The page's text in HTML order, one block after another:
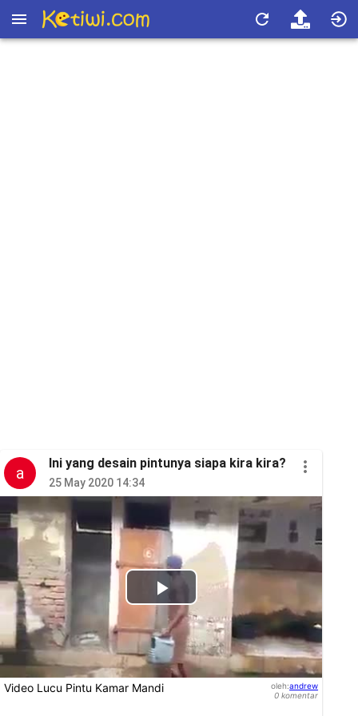
a
Ini yang desain pintunya siapa kira kira?
25 May 2020 14:34
Play
Video
Video Lucu Pintu Kamar Mandi oleh:andrew
0 komentar